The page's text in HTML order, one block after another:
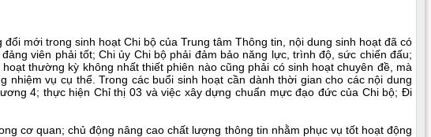
mới trong sinh hoạt Chi bộ của Trung tâm Thông tin, nội dung sinh hoạt đã có
viên phải tốt; Chi ủy Chi bộ phải đảm bảo năng lực, trình độ, sức chiến đấu;
thường kỳ không nhất thiết phiên nào cũng phải có sinh hoạt chuyên đề, mà
vụ cụ thể. Trong các buổi sinh hoạt cần dành thời gian cho các nội dung
4; thực hiện Chỉ thị 03 và việc xây dựng chuẩn mực đạo đức của Chi bộ; Đi
cơ quan; chủ động nâng cao chất lượng thông tin nhằm phục vụ tốt hoạt động